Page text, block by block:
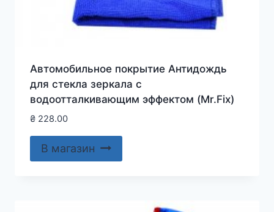
Автомобильное покрытие Антидождь
для стекла зеркала с
водоотталкивающим эффектом (Mr.Fix)
₴228.00
В магазин